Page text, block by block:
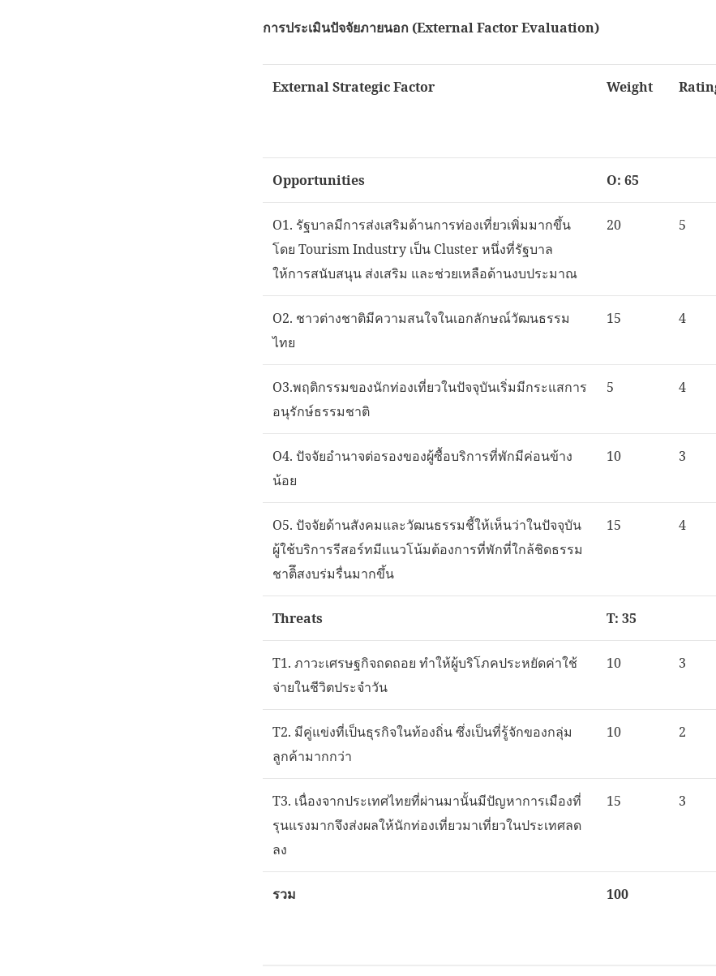
การประเมินปัจจัยภายนอก (External Factor Evaluation)
External Strategic Factor Weight
Opportunities O: 65
O1. รัฐบาลมีการส่งเสริมด้านการท่องเที่ยวเพิ่มมากขึ้น
โดย Tourism Industry เป็น Cluster หนึ่งที่รัฐบาล
ให้การสนับสนุน ส่งเสริม และช่วยเหลือด้านงบประมาณ
20 5
O2. ชาวต่างชาติมีความสนใจในเอกลักษณ์วัฒนธรรม
ไทย
15 4
O3.พฤติกรรมของนักท่องเที่ยวในปัจจุบันเริ่มมีกระแสการ
อนุรักษ์ธรรมชาติ
5 4
O4. ปัจจัยอำนาจต่อรองของผู้ซื้อบริการที่พักมีค่อนข้าง
น้อย
10 3
O5. ปัจจัยด้านสังคมและวัฒนธรรมชี้ให้เห็นว่าในปัจจุบัน
ผู้ใช้บริการรีสอร์ทมีแนวโน้มต้องการที่พักที่ใกล้ชิดธรรม
ชาติึสงบร่มรื่นมากขึ้น
15 4
Threats T: 35
T1. ภาวะเศรษฐกิจถดถอย ทำให้ผู้บริโภคประหยัดค่าใช้
จ่ายในชีวิตประจำวัน
10 3
T2. มีคู่แข่งที่เป็นธุรกิจในท้องถิ่น ซึ่งเป็นที่รู้จักของกลุ่ม
ลูกค้ามากกว่า
10 2
T3. เนื่องจากประเทศไทยที่ผ่านมานั้นมีปัญหาการเมืองที่
รุนแรงมากจึงส่งผลให้นักท่องเที่ยวมาเที่ยวในประเทศลด
ลง
15 3
รวม 100